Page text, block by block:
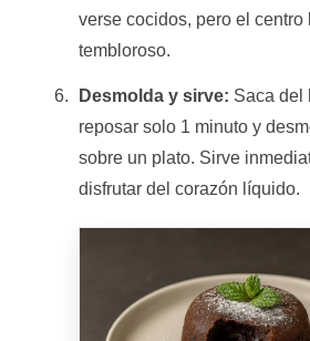
verse cocidos, pero el centro
tembloroso.
Desmolda y sirve: Saca del
reposar solo 1 minuto y
sobre un plato. Sirve
disfrutar del corazón líquido.